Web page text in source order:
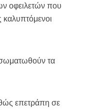
οφειλετών που
τα
επετράπη σε